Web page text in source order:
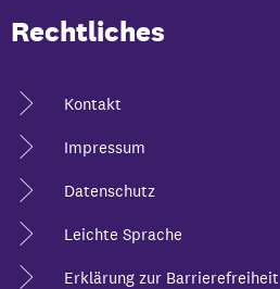
Rechtliches
Kontakt
Impressum
Datenschutz
Leichte Sprache
Erklärung zur Barrierefreiheit